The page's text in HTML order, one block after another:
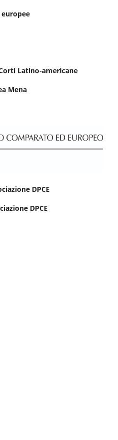
Latino-americane
Mena
DPCE
DPCE